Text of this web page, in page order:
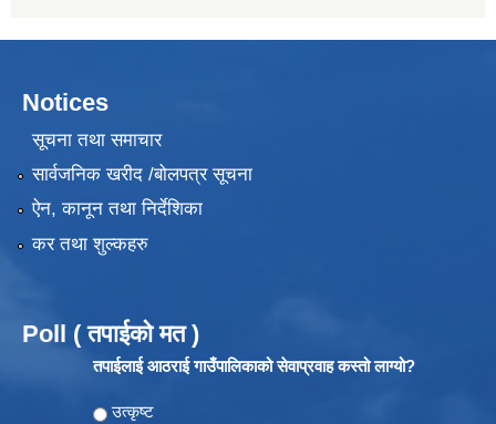
Notices
सूचना तथा समाचार
सार्वजनिक खरीद /बोलपत्र सूचना
ऐन, कानून तथा निर्देशिका
कर तथा शुल्कहरु
Poll ( तपाईको मत )
तपाईलाई आठराई गाउँपालिकाको सेवाप्रवाह कस्तो लाग्यो?
Choices
उत्कृष्ट